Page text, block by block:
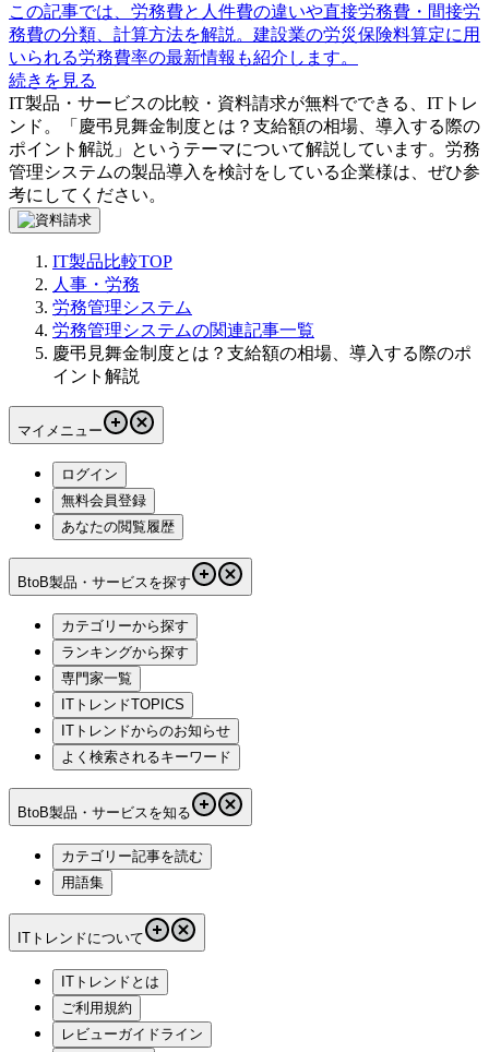
この記事では、労務費と人件費の違いや直接労務費・間接労
務費の分類、計算方法を解説。建設業の労災保険料算定に用
いられる労務費率の最新情報も紹介します。
続きを見る
IT製品・サービスの比較・資料請求が無料でできる、ITトレ
ンド。「 慶弔見舞金制度とは？支給額の相場、導入する際の
ポイント解説 」というテーマについて解説しています。 労務
管理システムの製品導入を検討をしている企業様は、ぜひ参
考にしてください。
IT製品比較TOP
人事・労務
労務管理システム
労務管理システムの関連記事一覧
慶弔見舞金制度とは？支給額の相場、導入する際のポ
イント解説
マイメニュー
ログイン
無料会員登録
あなたの閲覧履歴
BtoB製品・サービスを探す
カテゴリーから探す
ランキングから探す
専門家一覧
ITトレンドTOPICS
ITトレンドからのお知らせ
よく検索されるキーワード
BtoB製品・サービスを知る
カテゴリー記事を読む
用語集
ITトレンドについて
ITトレンドとは
ご利用規約
レビューガイドライン